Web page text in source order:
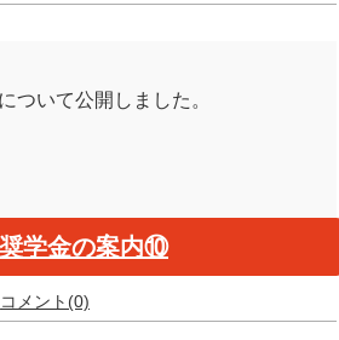
ついて公開しました。
奨学金の案内⑩
コメント(0)